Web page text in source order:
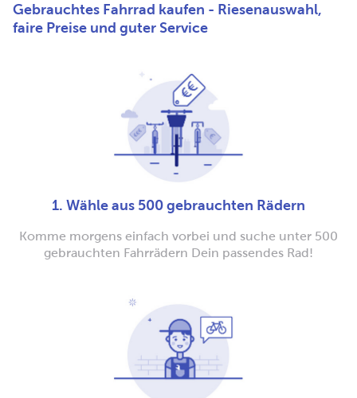
Gebrauchtes Fahrrad kaufen - Riesenauswahl,
faire Preise und guter Service
1. Wähle aus 500 gebrauchten Rädern
Komme morgens einfach vorbei und suche unter 500
gebrauchten Fahrrädern Dein passendes Rad!